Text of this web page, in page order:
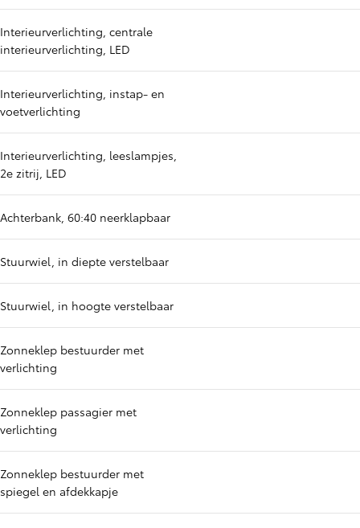
Interieurverlichting, centrale
interieurverlichting, LED
Interieurverlichting, instap- en
voetverlichting
Interieurverlichting, leeslampjes,
2e zitrij, LED
Achterbank, 60:40 neerklapbaar
Stuurwiel, in diepte verstelbaar
Stuurwiel, in hoogte verstelbaar
Zonneklep bestuurder met
verlichting
Zonneklep passagier met
verlichting
Zonneklep bestuurder met
spiegel en afdekkapje